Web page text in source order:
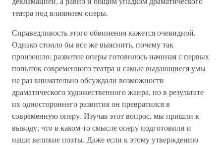
театра под влиянием оперы.
Справедливость этого обвинения кажется очевидной.
Однако стоило бы все же выяснить, почему так
произошло: развитие оперы готовилось начиная с первых
попыток современного театра и самые выдающиеся умы
не раз внимательно обсуждали возможности
драматического художественного жанра, но в результате
их одностороннего развития он превратился в
современную оперу. Изучая этот вопрос, мы пришли к
выводу, что в каком-то смысле оперу подготовили и
наши великие поэты. Даже если к этому утверждению